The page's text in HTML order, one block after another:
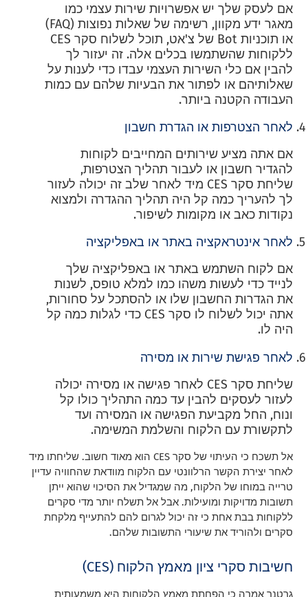
אם לעסק שלך יש אפשרויות שירות עצמי כמו
מאגר ידע מקוון, רשימה של שאלות נפוצות (FAQ)
או תוכניות Bot של צ'אט, תוכל לשלוח סקר CES
ללקוחות שהשתמשו בכלים אלה. זה יעזור לך
להבין אם כלי השירות העצמי עבדו כדי לענות על
שאלותיהם או לפתור את הבעיות שלהם עם כמות
העבודה הקטנה ביותר.
לאחר הצטרפות או הגדרת חשבון
אם אתה מציע שירותים המחייבים לקוחות
להגדיר חשבון או לעבור תהליך הצטרפות,
שליחת סקר CES מיד לאחר שלב זה יכולה לעזור
לך להעריך כמה קל היה תהליך ההגדרה ולמצוא
נקודות כאב או מקומות לשיפור.
לאחר אינטראקציה באתר או באפליקציה
אם לקוח השתמש באתר או באפליקציה שלך
לנייד כדי לעשות משהו כמו למלא טופס, לשנות
את הגדרות החשבון שלו או להסתכל על סחורות,
אתה יכול לשלוח לו סקר CES כדי לגלות כמה קל
היה לו.
לאחר פגישת שירות או מסירה
שליחת סקר CES לאחר פגישה או מסירה יכולה
לעזור לעסקים להבין עד כמה התהליך כולו קל
ונוח, החל מקביעת הפגישה או המסירה ועד
לתקשורת עם הלקוח והשלמת המשימה.
אל תשכח כי העיתוי של סקר CES הוא מאוד חשוב. שליחתו מיד
לאחר יצירת הקשר הרלוונטי עם הלקוח מוודאת שהחוויה עדיין
טרייה במוחו של הלקוח, מה שמגדיל את הסיכוי שהוא ייתן
תשובות מדויקות ומועילות. אבל אל תשלח יותר מדי סקרים
ללקוחות בבת אחת כי זה יכול לגרום להם להתעייף מלקחת
סקרים ולהוריד את שיעורי התשובות שלהם.
חשיבות סקרי ציון מאמץ הלקוח (CES)
גרטנר אמרה כי הפחתת מאמץ הלקוחות היא משמעותית